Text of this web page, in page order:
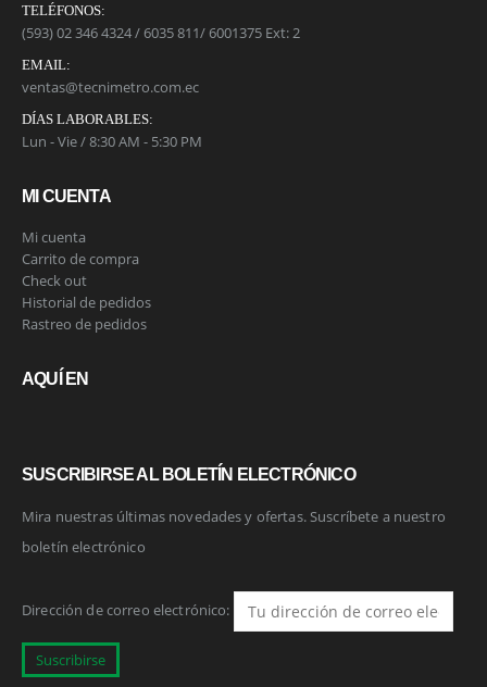
TELÉFONOS:
(593) 02 346 4324 / 6035 811/ 6001375 Ext: 2
EMAIL:
ventas@tecnimetro.com.ec
DÍAS LABORABLES:
Lun - Vie / 8:30 AM - 5:30 PM
MI CUENTA
Mi cuenta
Carrito de compra
Check out
Historial de pedidos
Rastreo de pedidos
AQUÍ EN
SUSCRIBIRSE AL BOLETÍN ELECTRÓNICO
Mira nuestras últimas novedades y ofertas. Suscríbete a nuestro
boletín electrónico
Dirección de correo electrónico: